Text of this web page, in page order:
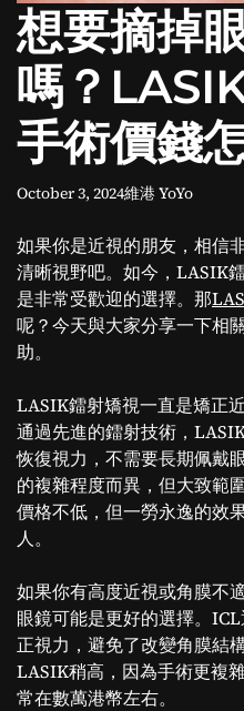
想要摘掉
嗎？
手術價錢
October 3, 2024維港 YoYo
如果你是近視的朋友，相信
清晰視野吧。如今，LASIK
是非常受歡迎的選擇。那
呢？今天與大家分享一下相
助。
LASIK鐳射矯視一直是矯正
通過先進的鐳射技術，
恢復視力，不需要長期佩戴
的複雜程度而異，但大致範
價格不低，但一勞永逸的效
人。
如果你有高度近視或角膜不
眼鏡可能是更好的選擇。
正視力，避免了改變角膜結
LASIK稍高，因為手術更複
常在數萬港幣左右。